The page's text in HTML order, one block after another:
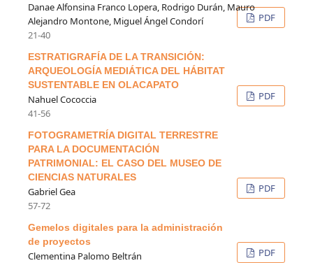
Danae Alfonsina Franco Lopera, Rodrigo Durán, Mauro
Alejandro Montone, Miguel Ángel Condorí
21-40
PDF
ESTRATIGRAFÍA DE LA TRANSICIÓN:
ARQUEOLOGÍA MEDIÁTICA DEL HÁBITAT
SUSTENTABLE EN OLACAPATO
Nahuel Cococcia
41-56
PDF
FOTOGRAMETRÍA DIGITAL TERRESTRE
PARA LA DOCUMENTACIÓN
PATRIMONIAL: EL CASO DEL MUSEO DE
CIENCIAS NATURALES
Gabriel Gea
57-72
PDF
Gemelos digitales para la administración
de proyectos
Clementina Palomo Beltrán
PDF